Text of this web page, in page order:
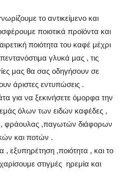
το αντικείμενο και
ποιοτικά προϊόντα και
ποιότητα του καφέ μέχρι
γλυκά μας , τις
μας θα σας οδηγήσουν σε
άριστες εντυπώσεις .
για να ξεκινήσετε όμορφα την
όλων των ειδών καφέδες ,
, φράουλας ,παγωτών διάφορων
και ποτών .
, εξυπηρέτηση ,ποιότητα , και το
στιγμές ηρεμία και